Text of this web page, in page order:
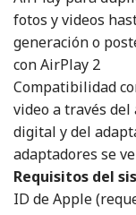
fotos y videos
generación o
con AirPlay 2
Compatibilidad
video a través
digital y del
adaptadores se
Requisitos del
ID de Apple